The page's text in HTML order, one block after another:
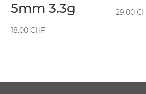
5mm 3.3g
18.00CHF
29.00